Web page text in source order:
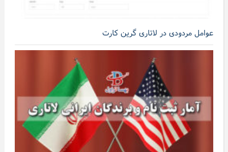
عوامل مردودی در لاتاری گرین کارت